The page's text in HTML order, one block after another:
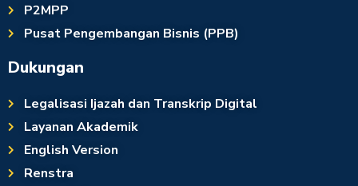
P2MPP
Pusat Pengembangan Bisnis (PPB)
Dukungan
Legalisasi Ijazah dan Transkrip Digital
Layanan Akademik
English Version
Renstra